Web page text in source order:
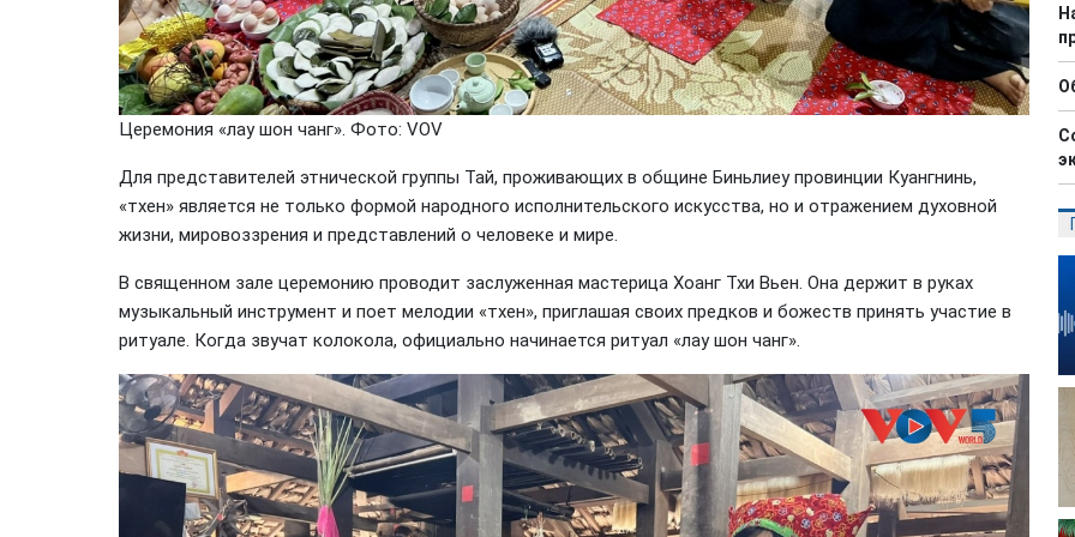
Церемония «лау шон чанг». Фото: VOV
Для представителей этнической группы Тай, проживающих в общине Биньлиеу провинции Куангнинь,
«тхен» является не только формой народного исполнительского искусства, но и отражением духовной
жизни, мировоззрения и представлений о человеке и мире.
В священном зале церемонию проводит заслуженная мастерица Хоанг Тхи Вьен. Она держит в руках
музыкальный инструмент и поет мелодии «тхен», приглашая своих предков и божеств принять участие в
ритуале. Когда звучат колокола, официально начинается ритуал «лау шон чанг».